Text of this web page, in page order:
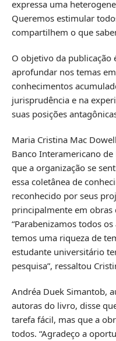
expressa uma
Queremos estimular
compartilhem o que
O objetivo da publicação
aprofundar nos temas
conhecimentos
jurisprudência e na
suas posições
Maria Cristina Mac
Banco Interamericano
que a organização se
essa coletânea de
reconhecido por seus
principalmente em obras
“Parabenizamos todos
temos uma riqueza de
estudante universitário
pesquisa”, ressaltou
Andréa Duek Simantob,
autoras do livro, disse
tarefa fácil, mas que a
todos. “Agradeço a